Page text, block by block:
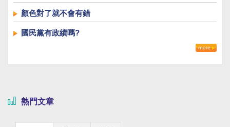
顏色對了就不會有錯
國民黨有政績嗎?
熱門文章